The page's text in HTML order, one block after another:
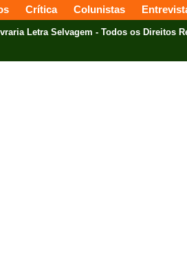
Crítica Colunistas
Letra Selvagem - Todos os Direitos